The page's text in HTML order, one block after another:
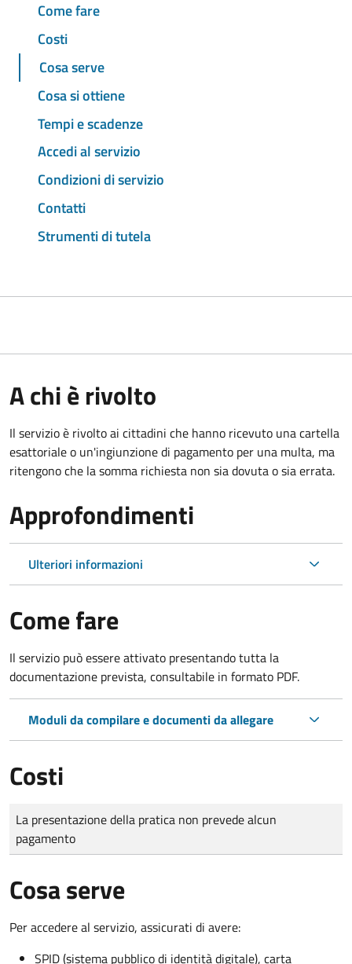
Come fare
Costi
Cosa serve
Cosa si ottiene
Tempi e scadenze
Accedi al servizio
Condizioni di servizio
Contatti
Strumenti di tutela
A chi è rivolto
Il servizio è rivolto ai cittadini che hanno ricevuto una cartella
esattoriale o un'ingiunzione di pagamento per una multa, ma
ritengono che la somma richiesta non sia dovuta o sia errata.
Approfondimenti
Ulteriori informazioni
Come fare
Il servizio può essere attivato presentando tutta la
documentazione prevista, consultabile in formato PDF.
Moduli da compilare e documenti da allegare
Costi
Tipo di pagamento
Importo
La presentazione della pratica non prevede alcun
pagamento
Cosa serve
Per accedere al servizio, assicurati di avere:
SPID (sistema pubblico di identità digitale), carta